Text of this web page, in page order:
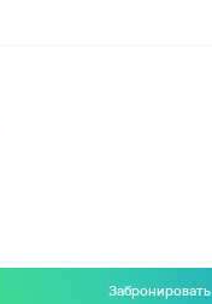
Забронировать